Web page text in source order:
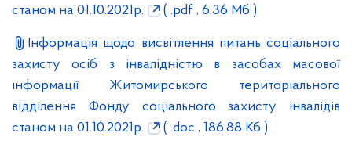
станом на 01.10.2021р.
( .pdf , 6.36 Мб )
Інформація щодо висвітлення питань соціального
захисту осіб з інвалідністю в засобах масової
інформації Житомирського територіального
відділення Фонду соціального захисту інвалідів
станом на 01.10.2021р.
( .doc , 186.88 Кб )